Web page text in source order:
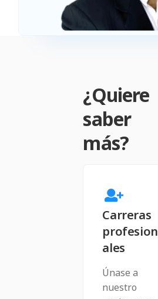
¿Quiere
saber
más?
Carreras
profesion
ales
Únase a
nuestro